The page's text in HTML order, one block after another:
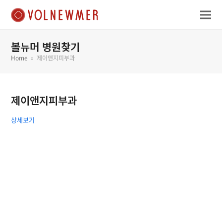
볼뉴머 병원찾기
Home » 제이앤지피부과
제이앤지피부과
상세보기